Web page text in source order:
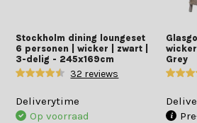
Stockholm dining loungeset
6 personen | wicker | zwart |
3-delig - 245x169cm
32 reviews
Deliverytime
Op voorraad
Grey